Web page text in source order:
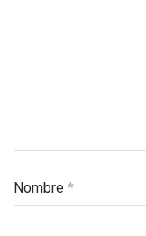
Nombre *